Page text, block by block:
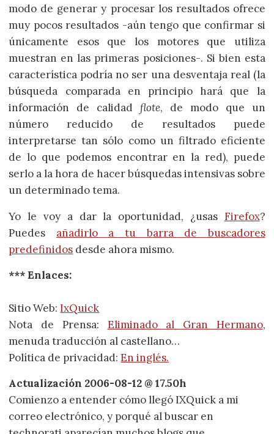
modo de generar y procesar los resultados ofrece
muy pocos resultados -aún tengo que confirmar si
únicamente esos que los motores que utiliza
muestran en las primeras posiciones-. Si bien esta
característica podría no ser una desventaja real (la
búsqueda comparada en principio hará que la
información de calidadflote, de modo que un
número reducido de resultados puede
interpretarse tan sólo como un filtrado eficiente
de lo que podemos encontrar en la red), puede
serlo a la hora de hacer búsquedas intensivas sobre
un determinado tema.
Yo le voy a dar la oportunidad, ¿usas Firefox?
Puedes añadirlo a tu barra de buscadores
predefinidos desde ahora mismo.
*** Enlaces:
Sitio Web:IxQuick
Nota de Prensa: Eliminado al Gran Hermano,
menuda traducción al castellano…
Política de privacidad:En inglés.
Actualización 2006-08-12 @ 17.50h
Comienzo a entender cómo llegó IXQuick a mi
correo electrónico, y porqué al buscar en